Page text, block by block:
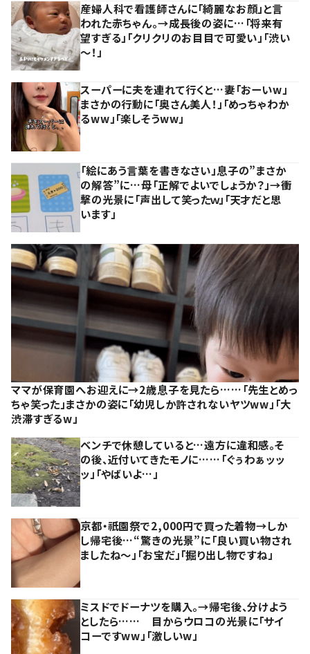
産婦人科で看護師さんに「綺麗なお顔」と言
われた赤ちゃん。→成長後の姿に…「将来有
望すぎる」「クリクリのお目目で可愛い」「渋い
～！」
スーパーに夫を連れて行くと…妻「おーいw」
まさかの行動に「奥さん美人！」「めっちゃわか
るww」「楽しそうww」
「絵にあう言葉を書きなさい」息子の”まさか
の解答”に…母「正解でよいでしょうか？」→衝
撃の光景に「声出して笑ったｗ」「天才だと思
います」
ママが保育園へお迎えに→2歳息子を見たら……「先生とめっ
ちゃ笑った」まさかの姿に「幼児しか許されないヤツww」「大
渋滞すぎるw」
ベンチで休憩していると…遠方に違和感。そ
の後、近付いてきたモノに……「ぐぅわぁッッ
ッ」「やばいよ…」
京都・祇園祭で2,000円で買った着物→しか
し帰宅後…“驚きの光景”に「良い買い物され
ましたね～」「お宝だ」「掘り出し物ですね」
ミスドでドーナツを購入。→帰宅後、分けよう
としたら…… 目からウロコの光景に「サイ
コーですww」「激しいw」